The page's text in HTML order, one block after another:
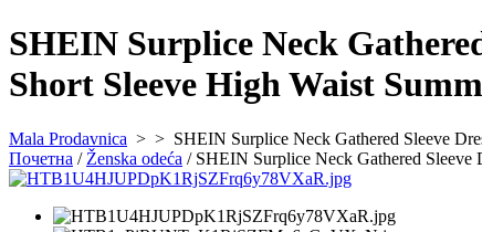
SHEIN Surplice Neck
Short Sleeve High Waist
Mala Prodavnica > > SHEIN Surplice Neck Gathered Sleeve
Почетна / Ženska odeća / SHEIN Surplice Neck Gathered Sleeve